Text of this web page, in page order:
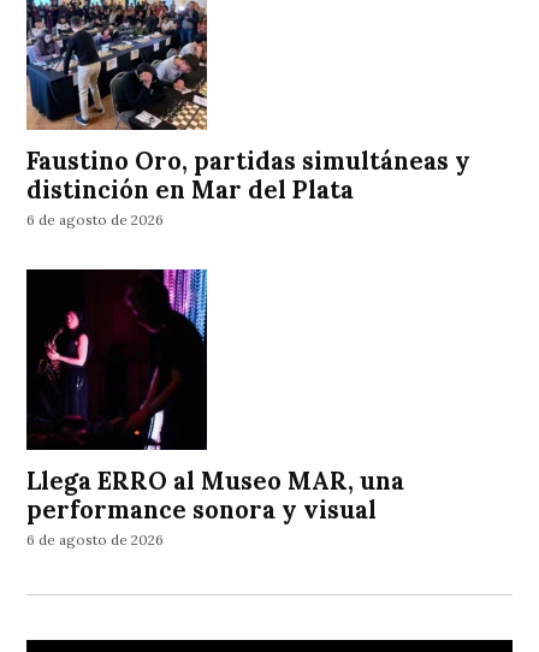
Faustino Oro, partidas simultáneas y
distinción en Mar del Plata
6 de agosto de 2026
Llega ERRO al Museo MAR, una
performance sonora y visual
6 de agosto de 2026